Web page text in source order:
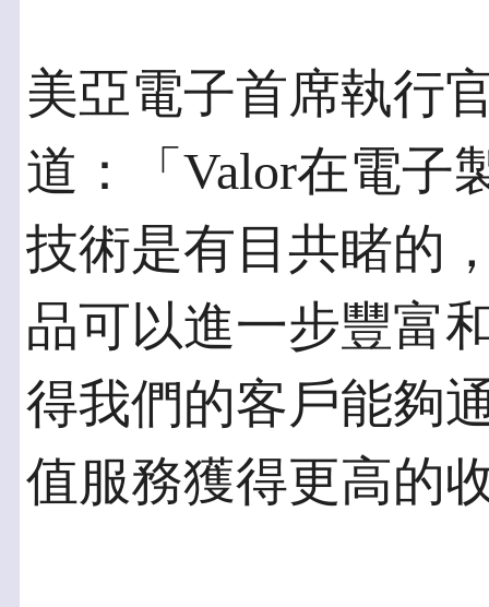
美亞電子首席執行
道：「Valor在電子
技術是有目共睹的
品可以進一步豐富
得我們的客戶能夠
值服務獲得更高的